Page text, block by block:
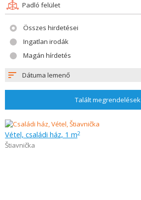
Padló felület
Összes hirdetései
Ingatlan irodák
Magán hírdetés
Dátuma lemenő
Talált megrendelések
Vétel, családi ház, 1 m2
Štiavnička